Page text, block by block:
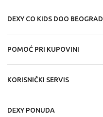
DEXY CO KIDS DOO BEOGRAD
POMOĆ PRI KUPOVINI
KORISNIČKI SERVIS
DEXY PONUDA